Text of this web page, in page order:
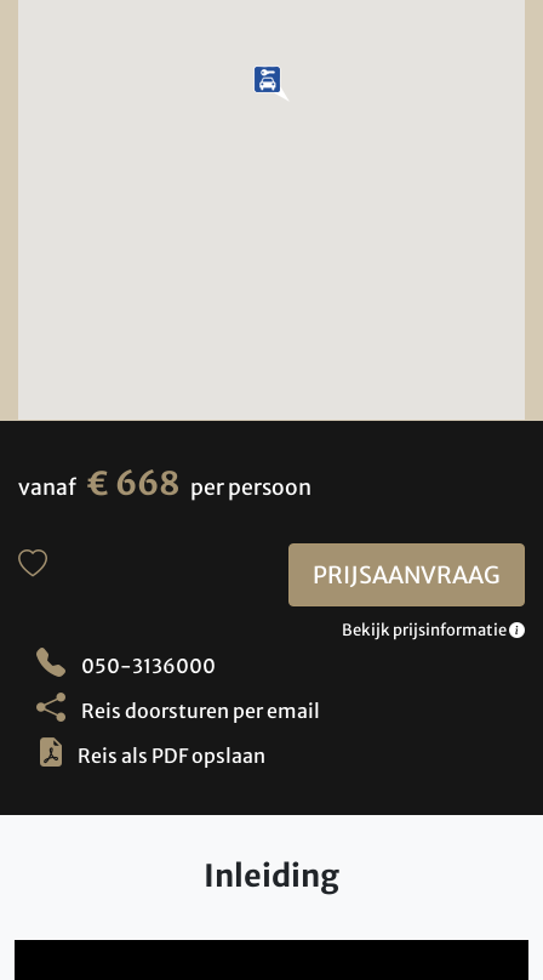
vanaf € 668 per persoon
PRIJSAANVRAAG
Bekijk prijsinformatie
050-3136000
Reis doorsturen per email
Reis als PDF opslaan
Inleiding